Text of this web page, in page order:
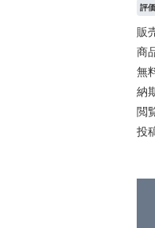
評価
販
商
無
納
閲
投